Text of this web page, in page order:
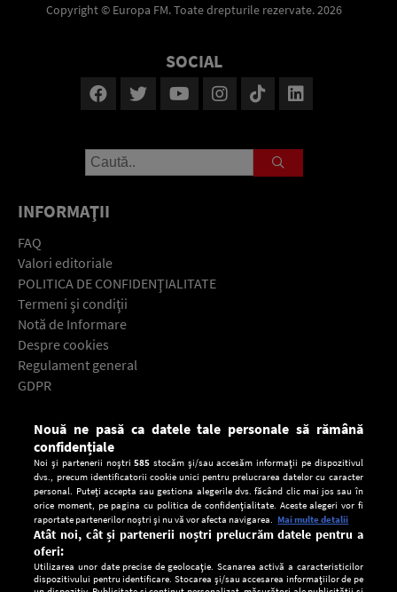
Copyright © Europa FM. Toate drepturile rezervate. 2026
SOCIAL
INFORMAŢII
FAQ
Valori editoriale
POLITICA DE CONFIDENŢIALITATE
Termeni şi condiţii
Notă de Informare
Despre cookies
Regulament general
GDPR
Descarcă gratuit aplicaţia Europa FM pentru smartphone:
Nouă ne pasă ca datele tale personale să rămână
confidențiale
Noi și partenerii noștri585 stocăm și/sau accesăm informații pe dispozitivul
dvs., precum identificatorii cookie unici pentru prelucrarea datelor cu caracter
personal. Puteți accepta sau gestiona alegerile dvs. făcând clic mai jos sau în
orice moment, pe pagina cu politica de confidențialitate. Aceste alegeri vor fi
raportate partenerilor noștri și nu vă vor afecta navigarea. Mai multe detalii
Atât noi, cât și partenerii noștri prelucrăm datele pentru a
oferi:
Utilizarea unor date precise de geolocație. Scanarea activă a caracteristicilor
dispozitivului pentru identificare. Stocarea și/sau accesarea informațiilor de pe